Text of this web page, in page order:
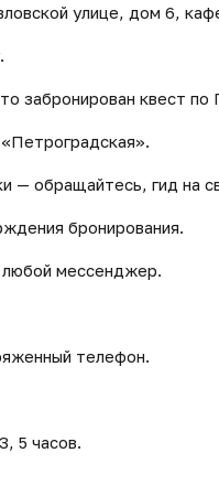
улице, дом 6,
забронирован квест
— обращайтесь, гид на
бронирования.
любой мессенджер.
телефон.
5 часов.